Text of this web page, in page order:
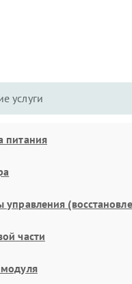
услуги
питания
управления
части